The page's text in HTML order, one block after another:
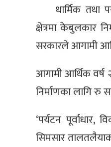
धार्मिक तथा
क्षेत्रमा केबुलकार
सरकारले आगामी
आगामी आर्थिक वर्ष
निर्माणका लागि रु
‘पर्यटन
सिमसार तालतलैयाको